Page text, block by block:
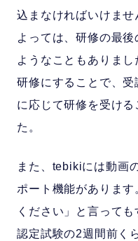
込まなければいけま
よっては、研修の最
ようなこともありま
研修にすることで、
に応じて研修を受け
た。
また、tebikiには動画
ポート機能がありま
ください」と言って
認定試験の2週間前く